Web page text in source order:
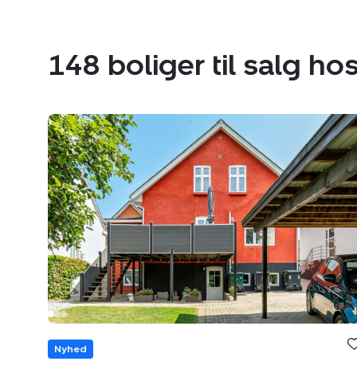
148 boliger til salg
Villa:
Piledamsvej
30,
6000
Kolding
Bolig
Nyhed